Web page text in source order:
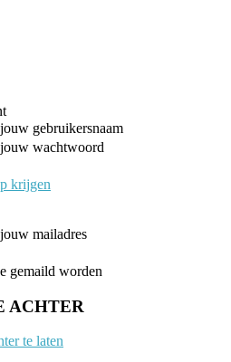
jouw gebruikersnaam
jouw wachtwoord
krijgen
jouw mailadres
gemaild worden
ACHTER
te laten